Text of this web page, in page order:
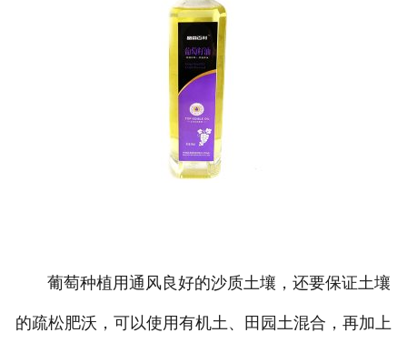
葡萄种植用通风良好的沙质土壤，还要保证土壤
的疏松肥沃，可以使用有机土、田园土混合，再加上